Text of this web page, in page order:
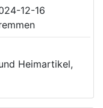
12-16
Heimartikel,